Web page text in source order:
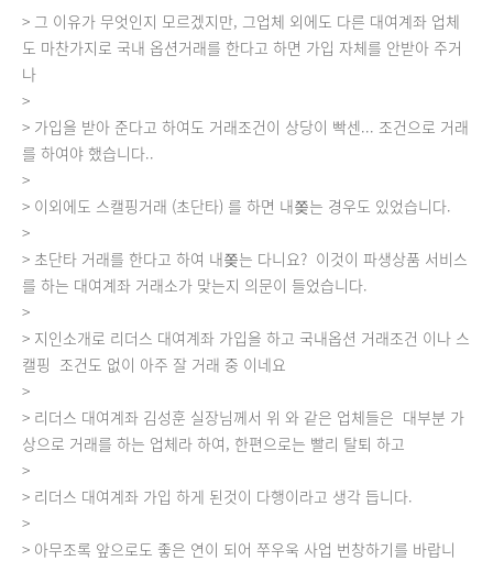
> 그 이유가 무엇인지 모르겠지만, 그업체 외에도 다른 대여계좌 업체
도 마찬가지로 국내 옵션거래를 한다고 하면 가입 자체를 안받아 주거
나
>
> 가입을 받아 준다고 하여도 거래조건이 상당이 빡센... 조건으로 거래
를 하여야 했습니다..
>
> 이외에도 스캘핑거래 (초단타) 를 하면 내쫒는 경우도 있었습니다.
>
> 초단타 거래를 한다고 하여 내쫒는 다니요? 이것이 파생상품 서비스
를 하는 대여계좌 거래소가 맞는지 의문이 들었습니다.
>
> 지인소개로 리더스 대여계좌 가입을 하고 국내옵션 거래조건 이나 스
캘핑 조건도 없이 아주 잘 거래 중 이네요
>
> 리더스 대여계좌 김성훈 실장님께서 위 와 같은 업체들은 대부분 가
상으로 거래를 하는 업체라 하여, 한편으로는 빨리 탈퇴 하고
>
> 리더스 대여계좌 가입 하게 된것이 다행이라고 생각 듭니다.
>
> 아무조록 앞으로도 좋은 연이 되어 쭈우욱 사업 번창하기를 바랍니